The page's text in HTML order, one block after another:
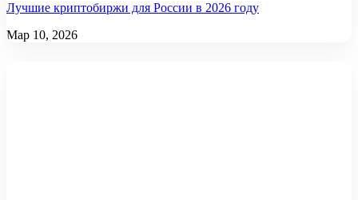
Лучшие криптобиржи для России в 2026 году
Мар 10, 2026